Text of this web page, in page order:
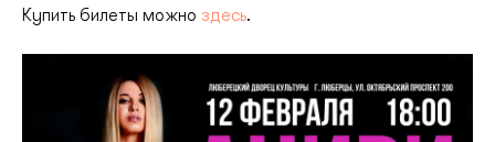
Купить билеты можно здесь.